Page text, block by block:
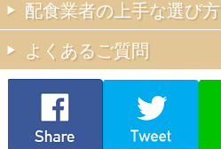
配食業者の上手な選び方
よくあるご質問